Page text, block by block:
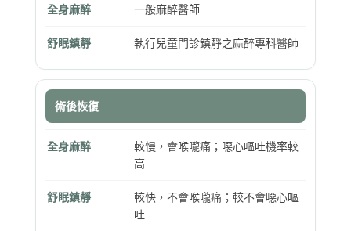
全身麻醉 一般麻醉醫師
舒眠鎮靜 執行兒童門診鎮靜之麻醉專科醫師
術後恢復
全身麻醉
較慢，會喉嚨痛；噁心嘔吐機率較
高
舒眠鎮靜
較快，不會喉嚨痛；較不會噁心嘔
吐